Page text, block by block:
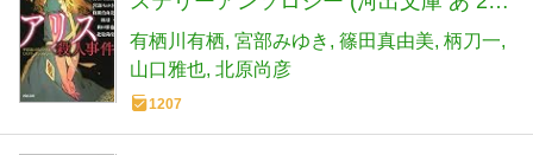
1)
有栖川有栖 宮部みゆき 篠田真由美 柄刀一
山口雅也 北原尚彦
1207